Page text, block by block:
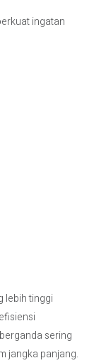
ingatan
lebih tinggi
sering
jangka panjang.